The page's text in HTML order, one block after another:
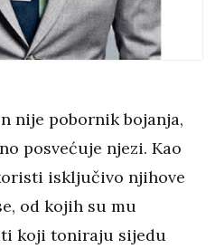
nije pobornik bojanja,
posvećuje njezi. Kao
isključivo njihove
od kojih su mu
koji toniraju sijedu